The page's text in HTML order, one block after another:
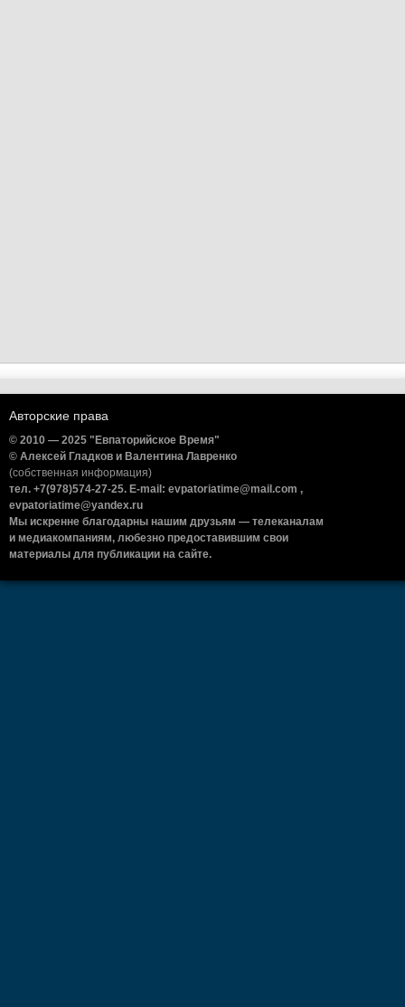
Авторские права
© 2010 — 2025 "Евпаторийское Время"
© Алексей Гладков и Валентина Лавренко
(собственная информация)
тел. +7(978)574-27-25. E-mail: evpatoriatime@mail.com ,
evpatoriatime@yandex.ru
Мы искренне благодарны нашим друзьям — телеканалам
и медиакомпаниям, любезно предоставившим свои
материалы для публикации на сайте.